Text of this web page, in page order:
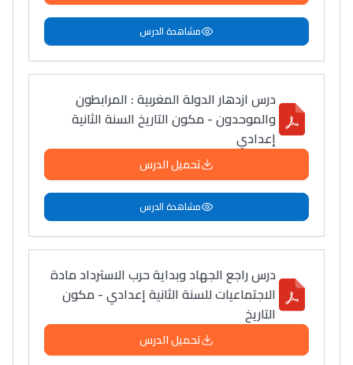
مشاهدة الدرس
درس ازدهار الدولة المغربية : المرابطون
والموحدون - مكون التاريخ السنة الثانية
إعدادي
تحميل الدرس
مشاهدة الدرس
درس راجع الجهاد وبداية حرب الاسترداد مادة
الاجتماعيات للسنة الثانية إعدادي - مكون
التاريخ
تحميل الدرس